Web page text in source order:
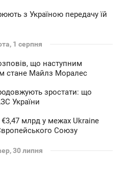
з Україною передачу їй
1 серпня
що наступним
стане Майлз Моралес
зростати: що
України
млрд у межах Ukraine
Союзу
30 липня